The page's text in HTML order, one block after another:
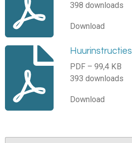
398 downloads
Download
Huurinstructies
PDF – 99,4 KB
393 downloads
Download